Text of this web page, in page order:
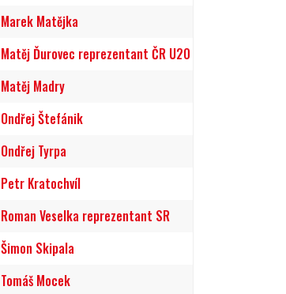
Marek Matějka
Matěj Ďurovec reprezentant ČR U20
Matěj Madry
Ondřej Štefánik
Ondřej Tyrpa
Petr Kratochvíl
Roman Veselka reprezentant SR
Šimon Skipala
Tomáš Mocek